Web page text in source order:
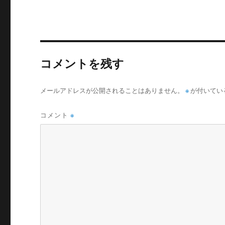
コメントを残す
メールアドレスが公開されることはありません。 ※ が付いて
コメント※